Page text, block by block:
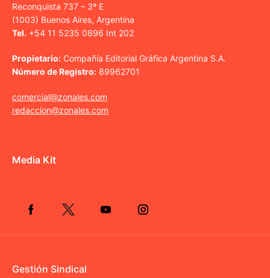
Reconquista 737 – 3º E
(1003) Buenos Aires, Argentina
Tel. +54 11 5235 0896 Int 202
Propietario: Compañía Editorial Gráfica Argentina S.A.
Número de Registro: 89962701
comercial@zonales.com
redaccion@zonales.com
Media Kit
Gestión Sindical